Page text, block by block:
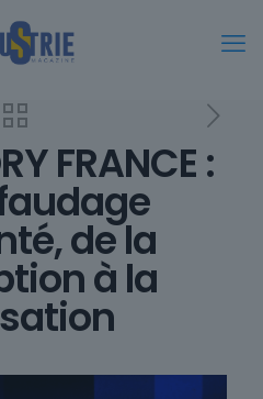
FRANCE :
de la
à la